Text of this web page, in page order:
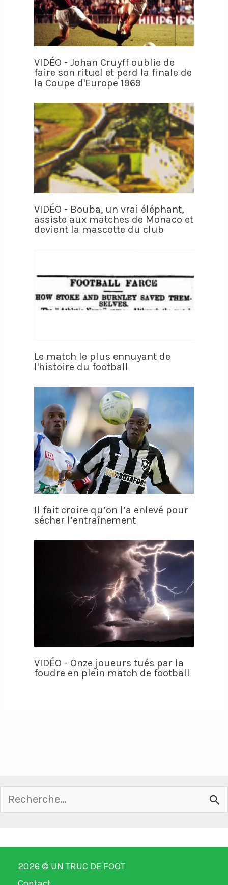
VIDÉO - Johan Cruyff oublie de
faire son rituel et perd la finale de
la Coupe d'Europe 1969
VIDÉO - Bouba, un vrai éléphant,
assiste aux matches de Monaco et
devient la mascotte du club
Le match le plus ennuyant de
l'histoire du football
Il fait croire qu’on l’a enlevé pour
sécher l’entraînement
VIDÉO - Onze joueurs tués par la
foudre en plein match de football
Rechercher :
2026 © UN TRUC DE FOOT